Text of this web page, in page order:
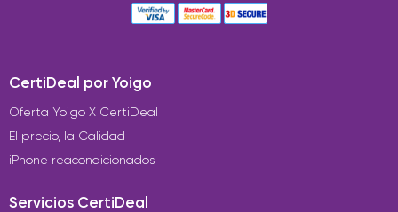
CertiDeal por Yoigo
Oferta Yoigo X CertiDeal
El precio, la Calidad
iPhone reacondicionados
Servicios CertiDeal